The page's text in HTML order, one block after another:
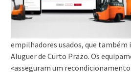
empilhadores usados, que também
Aluguer de Curto Prazo. Os
«asseguram um